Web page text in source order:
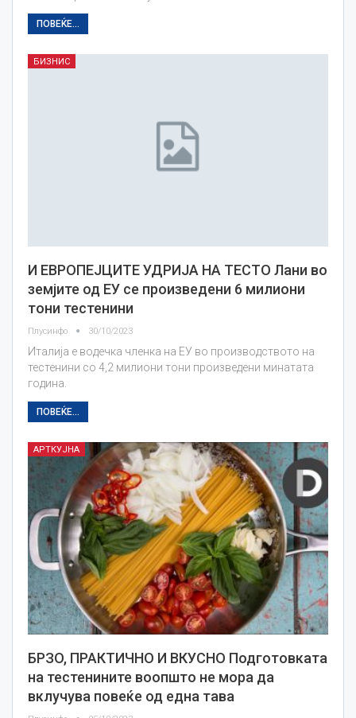
ПОВЕЌЕ...
БИЗНИС
И ЕВРОПЕЈЦИТЕ УДРИЈА НА ТЕСТО Лани во
земјите од ЕУ се произведени 6 милиони
тони тестенини
Плусинфо 30/10/2023
Италија е водечка членка на ЕУ во производството на
тестенини со 4,2 милиони тони произведени минатата
година.
ПОВЕЌЕ...
АРТКУЈНА
БРЗO, ПРАКТИЧНO И ВКУСНO Подготовката
на тестенините воопшто не мора да
вклучува повеќе од една тава